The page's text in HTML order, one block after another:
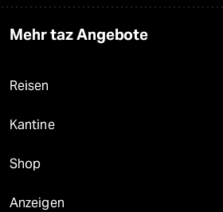
Mehr taz Angebote
Reisen
Kantine
Shop
Anzeigen